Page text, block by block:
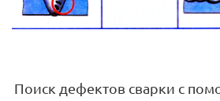
Поиск дефектов сварки с